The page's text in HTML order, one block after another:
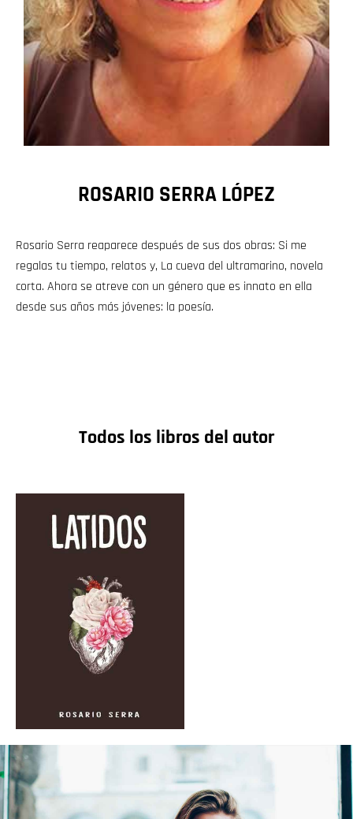
ROSARIO SERRA LÓPEZ
Rosario Serra reaparece después de sus dos obras: Si me
regalas tu tiempo, relatos y, La cueva del ultramarino, novela
corta. Ahora se atreve con un género que es innato en ella
desde sus años más jóvenes: la poesía.
Todos los libros del autor